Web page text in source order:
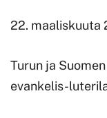
22. maaliskuuta
Turun ja
evankelis-